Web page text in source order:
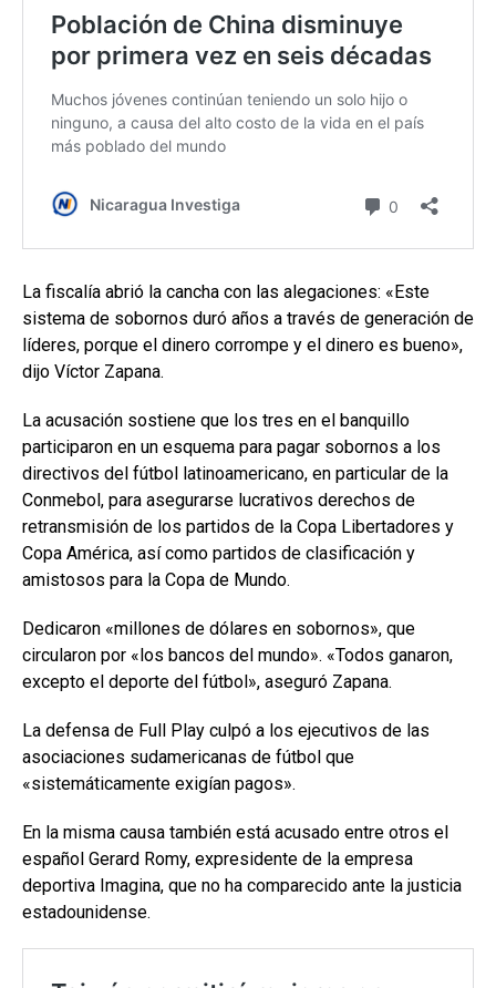
La fiscalía abrió la cancha con las alegaciones: «Este
sistema de sobornos duró años a través de generación de
líderes, porque el dinero corrompe y el dinero es bueno»,
dijo Víctor Zapana.
La acusación sostiene que los tres en el banquillo
participaron en un esquema para pagar sobornos a los
directivos del fútbol latinoamericano, en particular de la
Conmebol, para asegurarse lucrativos derechos de
retransmisión de los partidos de la Copa Libertadores y
Copa América, así como partidos de clasificación y
amistosos para la Copa de Mundo.
Dedicaron «millones de dólares en sobornos», que
circularon por «los bancos del mundo». «Todos ganaron,
excepto el deporte del fútbol», aseguró Zapana.
La defensa de Full Play culpó a los ejecutivos de las
asociaciones sudamericanas de fútbol que
«sistemáticamente exigían pagos».
En la misma causa también está acusado entre otros el
español Gerard Romy, expresidente de la empresa
deportiva Imagina, que no ha comparecido ante la justicia
estadounidense.